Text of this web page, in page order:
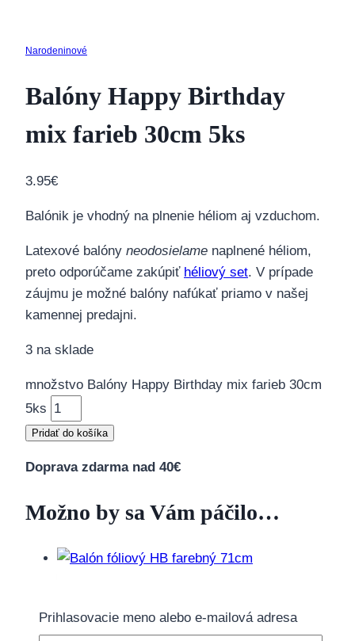
Narodeninové
Balóny Happy Birthday
mix farieb 30cm 5ks
3.95€
Balónik je vhodný na plnenie héliom aj vzduchom.
Latexové balóny neodosielame naplnené héliom,
preto odporúčame zakúpiť héliový set. V prípade
záujmu je možné balóny nafúkať priamo v našej
kamennej predajni.
3 na sklade
množstvo Balóny Happy Birthday mix farieb 30cm
5ks
Pridať do košíka
Doprava zdarma nad 40€
Možno by sa Vám páčilo…
6.75€
Prihlasovacie meno alebo e-mailová adresa